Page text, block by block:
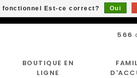
566
BOUTIQUE EN
LIGNE
Est-ce correct? Oui
gratuite à partir de 89$*